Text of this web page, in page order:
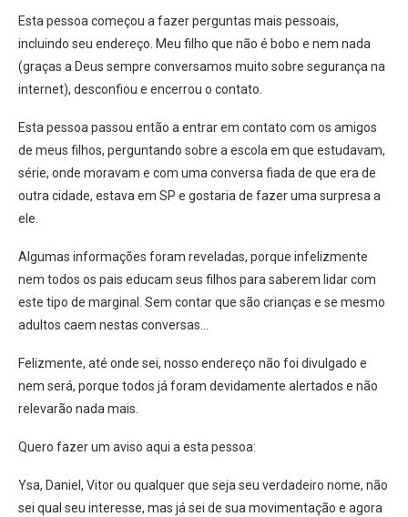
Esta pessoa começou a fazer perguntas mais pessoais,
incluindo seu endereço. Meu filho que não é bobo e nem nada
(graças a Deus sempre conversamos muito sobre segurança na
internet), desconfiou e encerrou o contato.
Esta pessoa passou então a entrar em contato com os amigos
de meus filhos, perguntando sobre a escola em que estudavam,
série, onde moravam e com uma conversa fiada de que era de
outra cidade, estava em SP e gostaria de fazer uma surpresa a
ele.
Algumas informações foram reveladas, porque infelizmente
nem todos os pais educam seus filhos para saberem lidar com
este tipo de marginal. Sem contar que são crianças e se mesmo
adultos caem nestas conversas…
Felizmente, até onde sei, nosso endereço não foi divulgado e
nem será, porque todos já foram devidamente alertados e não
relevarão nada mais.
Quero fazer um aviso aqui a esta pessoa:
Ysa, Daniel, Vitor ou qualquer que seja seu verdadeiro nome, não
sei qual seu interesse, mas já sei de sua movimentação e agora